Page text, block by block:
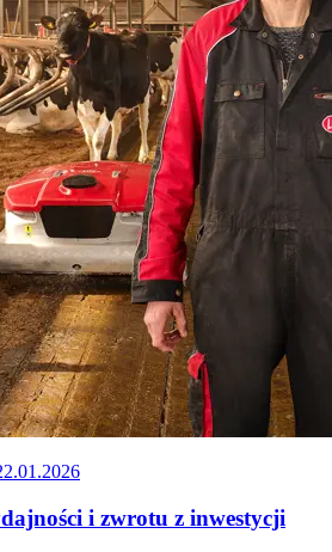
i zwrotu z inwestycji